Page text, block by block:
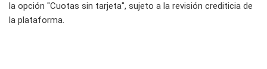
la opción "Cuotas sin tarjeta", sujeto a la revisión crediticia de
la plataforma.